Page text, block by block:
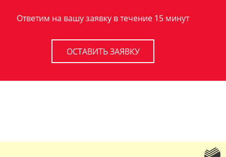
Ответим на вашу заявку в течение 15 минут
ОСТАВИТЬ ЗАЯВКУ